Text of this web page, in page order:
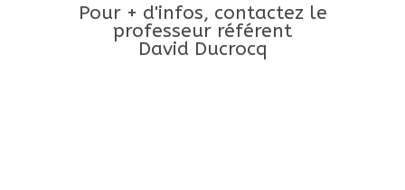
Pour + d'infos, contactez le
professeur référent
David Ducrocq